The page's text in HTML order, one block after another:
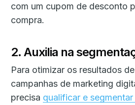
com um cupom de desconto
compra.
2. Auxilia na
Para otimizar os resultados
campanhas de marketing
precisa qualificar e